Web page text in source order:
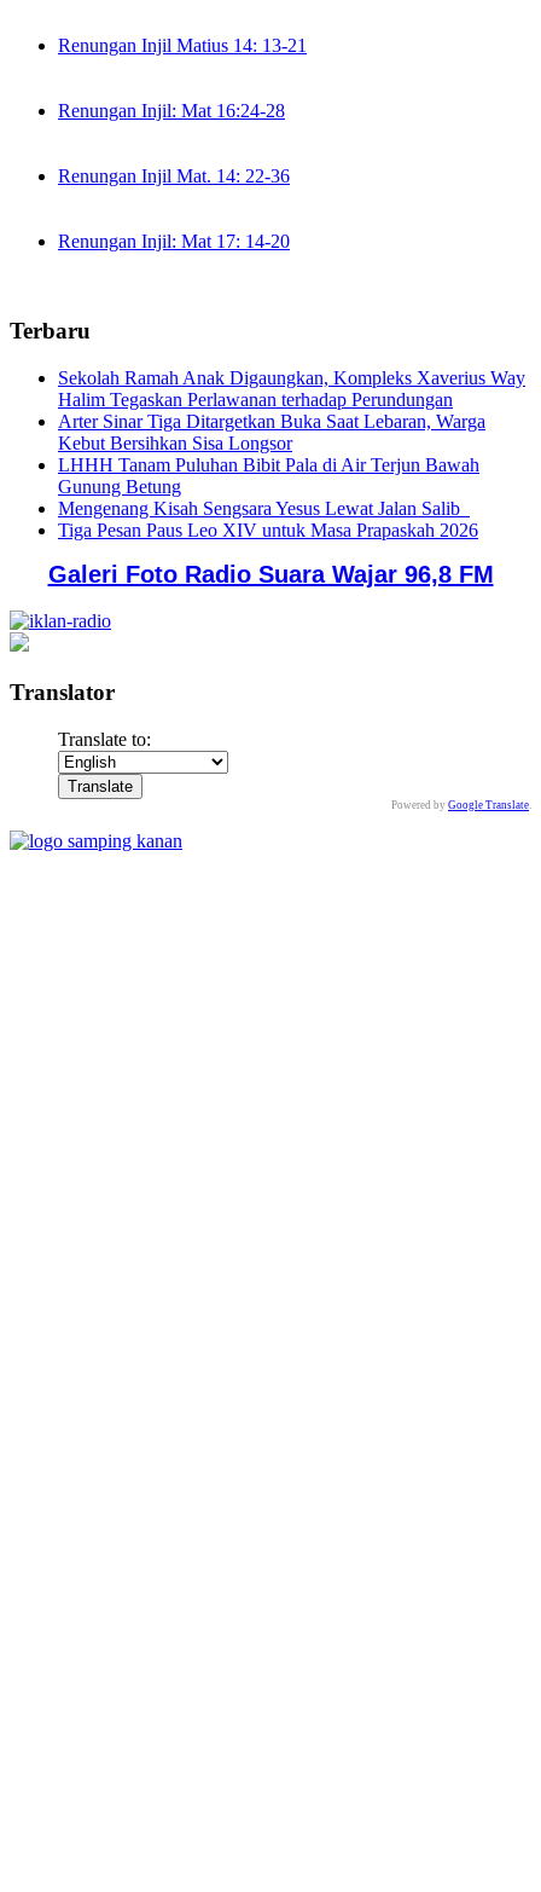
Renungan Injil Matius 14: 13-21
Renungan Injil: Mat 16:24-28
Renungan Injil Mat. 14: 22-36
Renungan Injil: Mat 17: 14-20
Terbaru
Sekolah Ramah Anak Digaungkan, Kompleks Xaverius Way
Halim Tegaskan Perlawanan terhadap Perundungan
Arter Sinar Tiga Ditargetkan Buka Saat Lebaran, Warga
Kebut Bersihkan Sisa Longsor
LHHH Tanam Puluhan Bibit Pala di Air Terjun Bawah
Gunung Betung
Mengenang Kisah Sengsara Yesus Lewat Jalan Salib
Tiga Pesan Paus Leo XIV untuk Masa Prapaskah 2026
Galeri Foto Radio Suara Wajar 96,8 FM
Translator
Translate to:
Powered by Google Translate